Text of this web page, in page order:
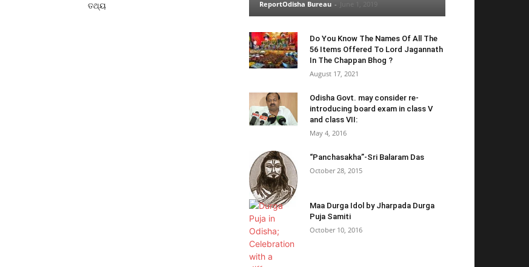
ତଥ୍ୟ
ReportOdisha Bureau -
Do You Know The Names Of All The
56 Items Offered To Lord Jagannath
In The Chappan Bhog ?
August 17, 2021
Odisha Govt. may consider re-
introducing board exam in class V
and class VII:
May 4, 2016
“Panchasakha”-Sri Balaram Das
October 28, 2015
Maa Durga Idol by Jharpada Durga
Puja Samiti
October 10, 2016